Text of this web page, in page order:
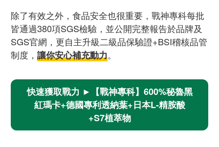
除了有效之外，食品安全也很重要，戰神專科每批
皆通過380項SGS檢驗，並公開完整報告於品牌及
SGS官網，更自主升級二級品保驗證+BSI稽核品管
制度， 讓你安心補充動力。
快速獲取戰力 ►【戰神專科】600%秘魯黑
紅瑪卡+德國專利透納葉+日本L-精胺酸
+S7植萃物